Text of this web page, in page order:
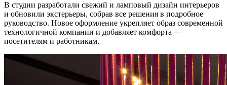
В студии разработали свежий и ламповый дизайн интерьеров
и обновили экстерьеры, собрав все решения в подробное
руководство. Новое оформление укрепляет образ современной
технологичной компании и добавляет комфорта —
посетителям и работникам.